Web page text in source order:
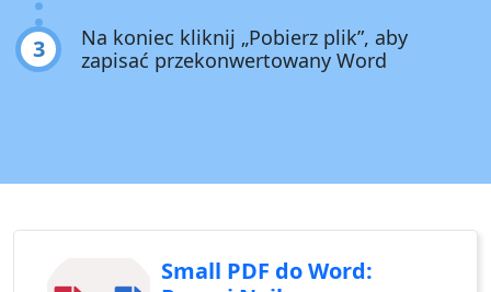
3
Na koniec kliknij „Pobierz plik”, aby
zapisać przekonwertowany Word
Small PDF do Word: